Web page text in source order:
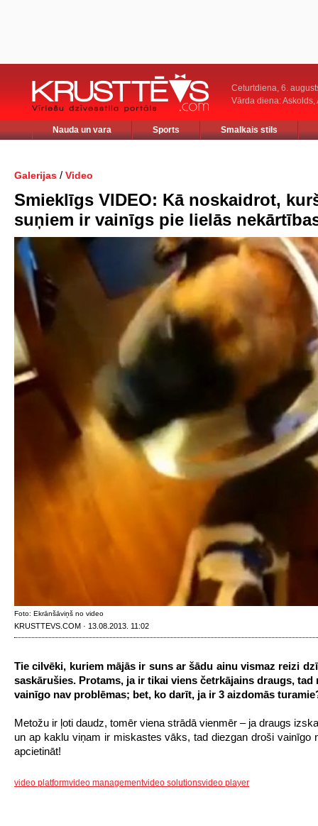
Ceturtdiena, 6.
Vārda diena: Askolds,
Nauda un vara Sports Smalkais stils
Galerijas / Video
Smieklīgs VIDEO: Kā noskaidrot,
suņiem ir vainīgs pie lielās
Foto: Ekrānšāviņš no video
KRUSTTEVS.COM · 13.08.2013. 11:02
Tie cilvēki, kuriem mājās ir suns ar šādu ainu vismaz reizi
saskārušies. Protams, ja ir tikai viens četrkājains draugs, tad
vainīgo nav problēmas; bet, ko darīt, ja ir 3 aizdomās
Metožu ir ļoti daudz, tomēr viena strādā vienmēr – ja draugs
un ap kaklu viņam ir miskastes vāks, tad diezgan droši vainīgo
apcietināt!
video platformvideo managementvideo solutionsvideo player